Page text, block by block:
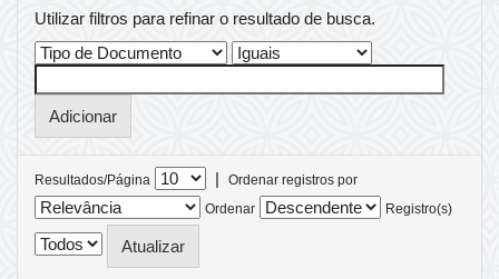
Utilizar filtros para refinar o resultado de busca.
Resultados/Página |
Ordenar registros por
Ordenar
Registro(s)